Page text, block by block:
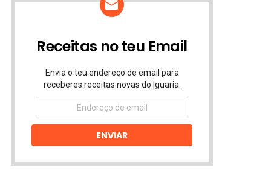
Receitas no teu Email
Envia o teu endereço de email para
receberes receitas novas do Iguaria.
Endereço
email
ENVIAR